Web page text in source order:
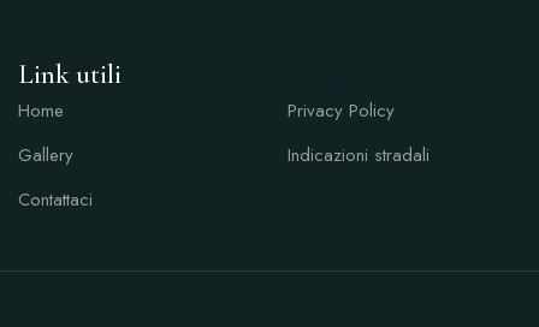
Link utili
Home
Gallery
Contattaci
Privacy Policy
Indicazioni stradali